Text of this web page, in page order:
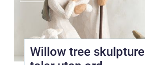
Willow tree skulpturer som